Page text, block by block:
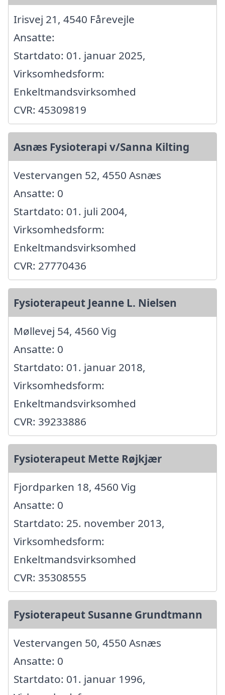
Irisvej 21, 4540 Fårevejle
Ansatte:
Startdato: 01. januar 2025,
Virksomhedsform:
Enkeltmandsvirksomhed
CVR: 45309819
Asnæs Fysioterapi v/Sanna Kilting
Vestervangen 52, 4550 Asnæs
Ansatte: 0
Startdato: 01. juli 2004,
Virksomhedsform:
Enkeltmandsvirksomhed
CVR: 27770436
Fysioterapeut Jeanne L. Nielsen
Møllevej 54, 4560 Vig
Ansatte: 0
Startdato: 01. januar 2018,
Virksomhedsform:
Enkeltmandsvirksomhed
CVR: 39233886
Fysioterapeut Mette Røjkjær
Fjordparken 18, 4560 Vig
Ansatte: 0
Startdato: 25. november 2013,
Virksomhedsform:
Enkeltmandsvirksomhed
CVR: 35308555
Fysioterapeut Susanne Grundtmann
Vestervangen 50, 4550 Asnæs
Ansatte: 0
Startdato: 01. januar 1996,